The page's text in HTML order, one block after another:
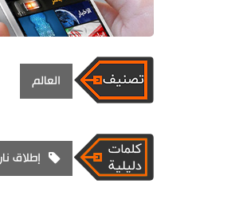
العالم
إطلاق نار